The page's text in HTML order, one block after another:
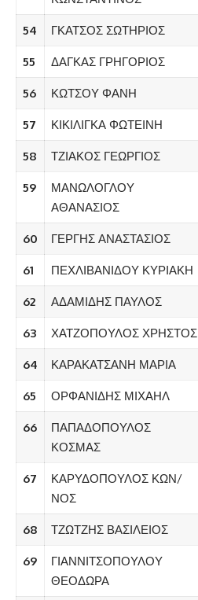
54 ΓΚΑΤΣΟΣ ΣΩΤΗΡΙΟΣ
55 ΔΑΓΚΑΣ ΓΡΗΓΟΡΙΟΣ
56 ΚΩΤΣΟΥ ΦΑΝΗ
57 ΚΙΚΙΛΙΓΚΑ ΦΩΤΕΙΝΗ
58 ΤΖΙΑΚΟΣ ΓΕΩΡΓΙΟΣ
59
ΜΑΝΩΛΟΓΛΟΥ
ΑΘΑΝΑΣΙΟΣ
60 ΓΕΡΓΗΣ ΑΝΑΣΤΑΣΙΟΣ
61 ΠΕΧΛΙΒΑΝΙΔΟΥ ΚΥΡΙΑΚΗ
62 ΑΔΑΜΙΔΗΣ ΠΑΥΛΟΣ
63 ΧΑΤΖΟΠΟΥΛΟΣ ΧΡΗΣΤΟΣ
64 ΚΑΡΑΚΑΤΣΑΝΗ ΜΑΡΙΑ
65 ΟΡΦΑΝΙΔΗΣ ΜΙΧΑΗΛ
66
ΠΑΠΑΔΟΠΟΥΛΟΣ
ΚΟΣΜΑΣ
67
ΚΑΡΥΔΟΠΟΥΛΟΣ ΚΩΝ/
ΝΟΣ
68 ΤΖΩΤΖΗΣ ΒΑΣΙΛΕΙΟΣ
69
ΓΙΑΝΝΙΤΣΟΠΟΥΛΟΥ
ΘΕΟΔΩΡΑ